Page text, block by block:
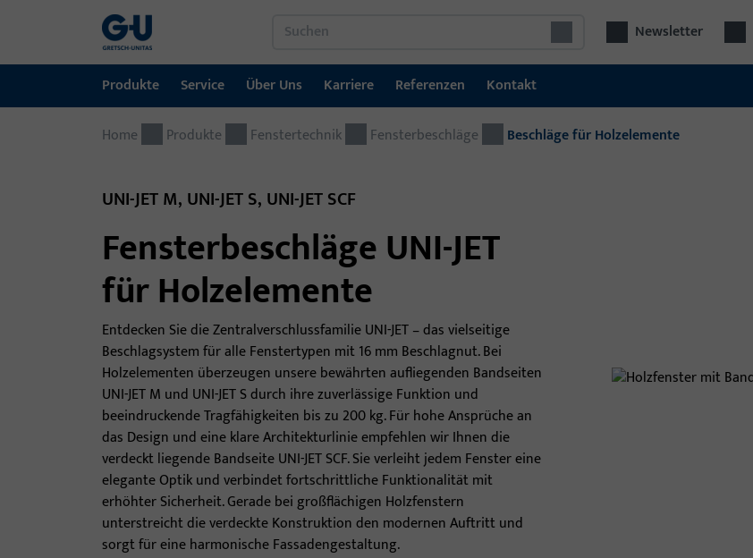
Newsletter
Produkte
Produkte
Automatische Eingangsysteme
Montagematerial
Fenstertechnik
Fenstergriffe und Zubehör
Service
Service
Über Uns
Über Uns
Karriere
Karriere
Referenzen
Referenzen
Kontakt
Kontakt
Home Produkte Fenstertechnik Fensterbeschläge Beschläge für Holzelemente
UNI-JET M, UNI-JET S, UNI-JET SCF
Fensterbeschläge UNI-JET
für Holzelemente
Entdecken Sie die Zentralverschlussfamilie UNI-JET – das vielseitige
Beschlagsystem für alle Fenstertypen mit 16 mm Beschlagnut. Bei
Holzelementen überzeugen unsere bewährten aufliegenden Bandseiten
UNI-JET M und UNI-JET S durch ihre zuverlässige Funktion und
beeindruckende Tragfähigkeiten bis zu 200 kg. Für hohe Ansprüche an
das Design und eine klare Architekturlinie empfehlen wir Ihnen die
verdeckt liegende Bandseite UNI-JET SCF. Sie verleiht jedem Fenster eine
elegante Optik und verbindet fortschrittliche Funktionalität mit
erhöhter Sicherheit. Gerade bei großflächigen Holzfenstern
unterstreicht die verdeckte Konstruktion den modernen Auftritt und
sorgt für eine harmonische Fassadengestaltung.